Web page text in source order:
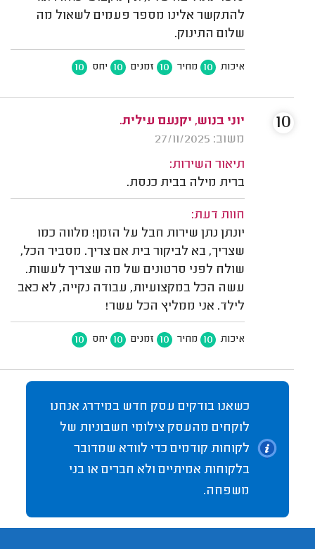
להתקשר אלינו מספר פעמים לשאול מה
שלום התינוק.
איכות 10 מחיר 10 זמנים 10 יחס 10
יוני בנוש, יקנעם עילית.
משוב: 27/11/2025
תיאור השירות:
ברית מילה בבית כנסת.
חוות דעת:
יונתן נתן שירות חבל על הזמן! מלווה כמו
שצריך, בא לביקור בית אם צריך. מסביר הכל,
שולח לפני סרטונים של מה שצריך לעשות.
עשה הכל במקצועיות, עבודה נקייה, לא כאב
לילד. אני ממליץ הכל עשר!
איכות 10 מחיר 10 זמנים 10 יחס 10
10
כשאנו בודקים עסק חדש במידרג אנחנו
לוקחים מהעסק צילומי חשבוניות של
לקוחות קודמים כדי לוודא שמדובר
בלקוחות אמיתיים ולא חברים או בני
משפחה.